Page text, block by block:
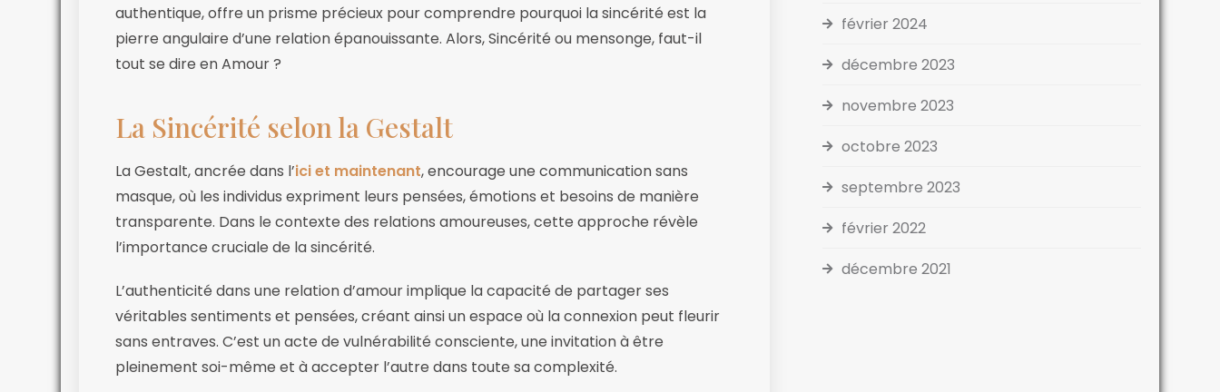
authentique, offre un prisme précieux pour comprendre pourquoi la sincérité est la
pierre angulaire d’une relation épanouissante. Alors, Sincérité ou mensonge, faut-il
tout se dire en Amour ?
La Sincérité selon la Gestalt
La Gestalt, ancrée dans l’ici et maintenant, encourage une communication sans
masque, où les individus expriment leurs pensées, émotions et besoins de manière
transparente. Dans le contexte des relations amoureuses, cette approche révèle
l’importance cruciale de la sincérité.
L’authenticité dans une relation d’amour implique la capacité de partager ses
véritables sentiments et pensées, créant ainsi un espace où la connexion peut fleurir
sans entraves. C’est un acte de vulnérabilité consciente, une invitation à être
pleinement soi-même et à accepter l’autre dans toute sa complexité.
février 2024
décembre 2023
novembre 2023
octobre 2023
septembre 2023
février 2022
décembre 2021